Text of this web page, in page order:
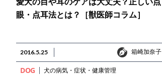
愛犬の目や耳のケアは大丈夫？正しい点
眼・点耳法とは？［獣医師コラム］
2016.5.25 箱崎加奈子
箱崎加奈子
DOG 犬の病気・症状・健康管理